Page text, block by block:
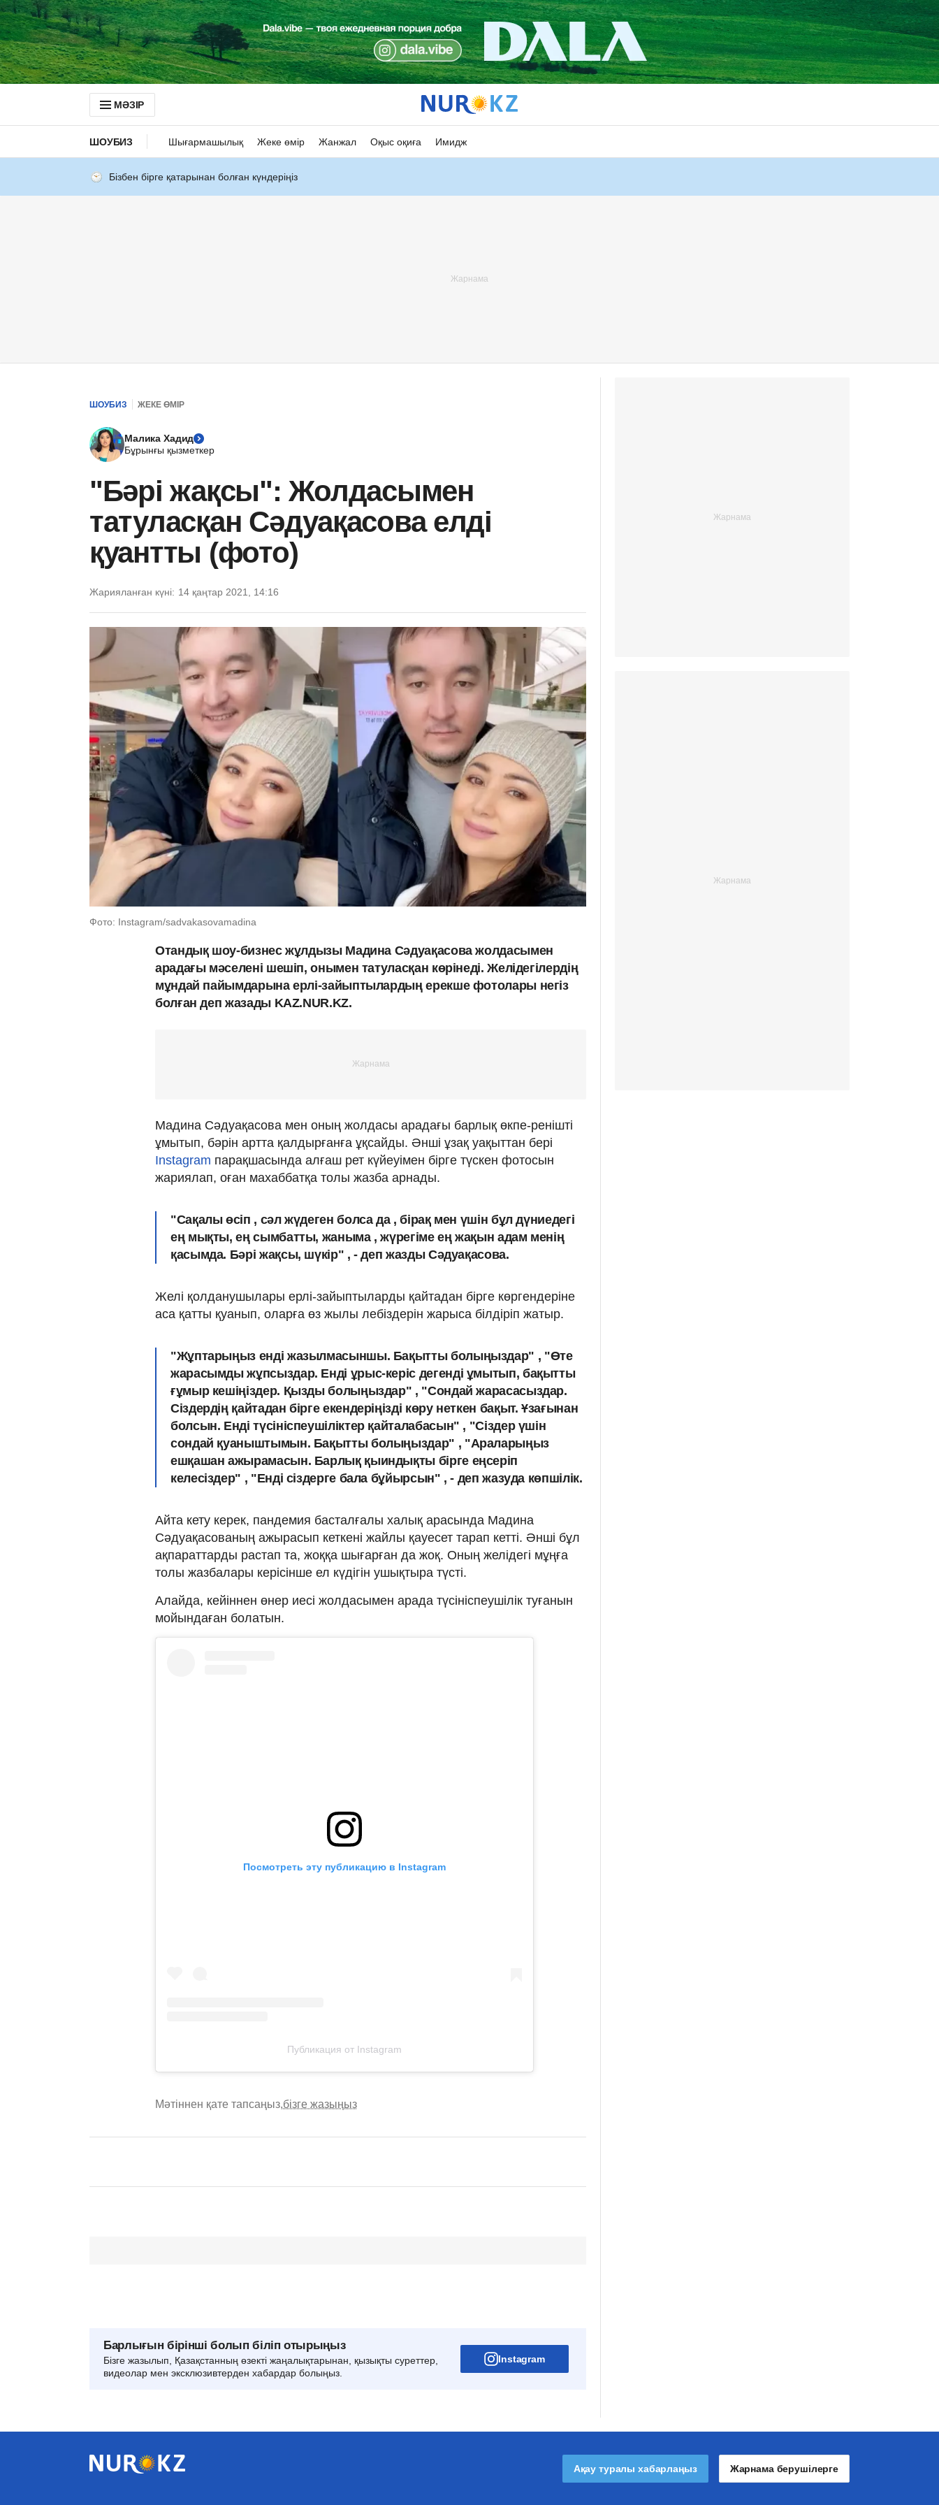
МӘЗІР
ШОУБИЗ Шығармашылық Жеке өмір Жанжал Оқыс оқиға Имидж
Бізбен бірге қатарынан болған күндеріңіз
ШОУБИЗ ЖЕКЕ ӨМІР
Малика Хадид
Бұрынғы қызметкер
"Бәрі жақсы": Жолдасымен
татуласқан Сәдуақасова елді
қуантты (фото)
Жарияланған күні: 14 қаңтар 2021, 14:16
Фото: Instagram/sadvakasovamadina
Отандық шоу-бизнес жұлдызы Мадина Сәдуақасова жолдасымен
арадағы мәселені шешіп, онымен татуласқан көрінеді. Желідегілердің
мұндай пайымдарына ерлі-зайыптылардың ерекше фотолары негіз
болған деп жазады KAZ.NUR.KZ.
Мадина Сәдуақасова мен оның жолдасы арадағы барлық өкпе-ренішті
ұмытып, бәрін артта қалдырғанға ұқсайды. Әнші ұзақ уақыттан бері
Instagram парақшасында алғаш рет күйеуімен бірге түскен фотосын
жариялап, оған махаббатқа толы жазба арнады.
"Сақалы өсіп , сәл жүдеген болса да , бірақ мен үшін бұл дүниедегі
ең мықты, ең сымбатты, жаныма , жүрегіме ең жақын адам менің
қасымда. Бәрі жақсы, шүкір" , - деп жазды Сәдуақасова.
Желі қолданушылары ерлі-зайыптыларды қайтадан бірге көргендеріне
аса қатты қуанып, оларға өз жылы лебіздерін жарыса білдіріп жатыр.
"Жұптарыңыз енді жазылмасыншы. Бақытты болыңыздар" , "Өте
жарасымды жұпсыздар. Енді ұрыс-керіс дегенді ұмытып, бақытты
ғұмыр кешіңіздер. Қызды болыңыздар" , "Сондай жарасасыздар.
Сіздердің қайтадан бірге екендеріңізді көру неткен бақыт. Ұзағынан
болсын. Енді түсініспеушіліктер қайталабасын" , "Сіздер үшін
сондай қуаныштымын. Бақытты болыңыздар" , "Араларыңыз
ешқашан ажырамасын. Барлық қыиндықты бірге еңсеріп
келесіздер" , "Енді сіздерге бала бұйырсын" , - деп жазуда көпшілік.
Айта кету керек, пандемия басталғалы халық арасында Мадина
Сәдуақасованың ажырасып кеткені жайлы қауесет тарап кетті. Әнші бұл
ақпараттарды растап та, жоққа шығарған да жоқ. Оның желідегі мұңға
толы жазбалары керісінше ел күдігін ушықтыра түсті.
Алайда, кейіннен өнер иесі жолдасымен арада түсініспеушілік туғанын
мойындаған болатын.
Посмотреть эту публикацию в Instagram
Публикация от Instagram
Мәтіннен қате тапсаңыз,бізге жазыңыз
Барлығын бірінші болып біліп отырыңыз
Бізге жазылып, Қазақстанның өзекті жаңалықтарынан, қызықты суреттер,
видеолар мен эксклюзивтерден хабардар болыңыз.
Instagram
Ақау туралы хабарлаңыз Жарнама берушілерге